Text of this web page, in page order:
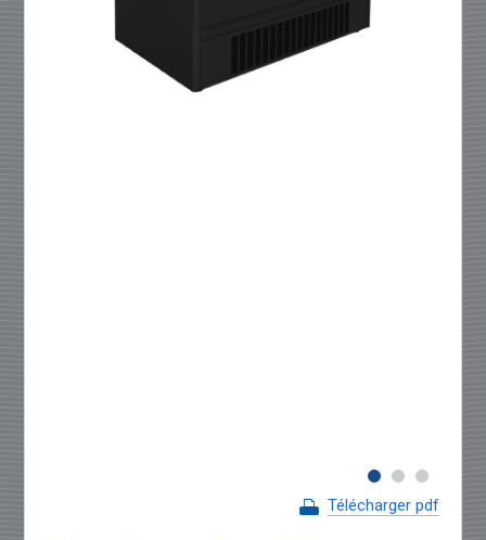
Télécharger pdf